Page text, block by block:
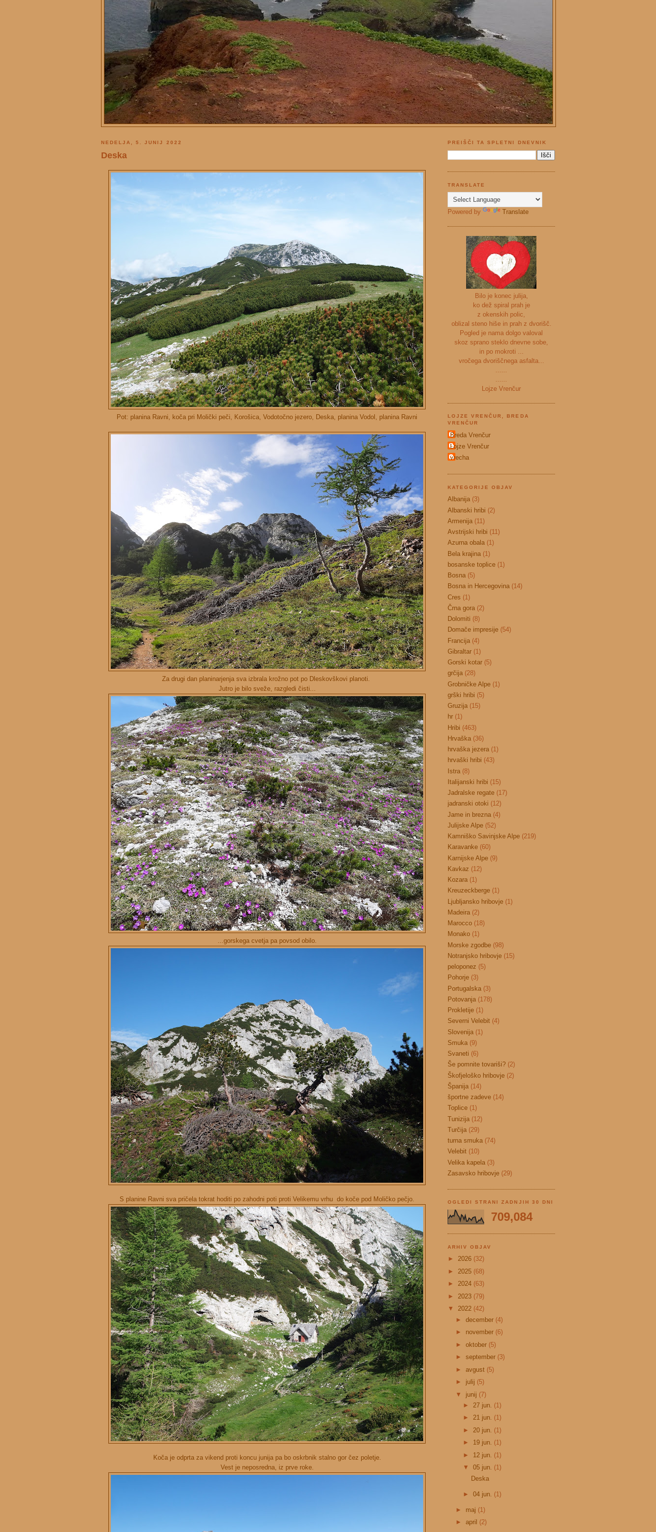
NEDELJA, 5. JUNIJ 2022
Deska
Pot: planina Ravni, koča pri Molički peči, Korošica, Vodotočno jezero, Deska, planina Vodol, planina Ravni
Za drugi dan planinarjenja sva izbrala krožno pot po Dleskovškovi planoti.
Jutro je bilo sveže, razgledi čisti...
...gorskega cvetja pa povsod obilo.
S planine Ravni sva pričela tokrat hoditi po zahodni poti proti Velikemu vrhu do koče pod Moličko pečjo.
Koča je odprta za vikend proti koncu junija pa bo oskrbnik stalno gor čez poletje.
Vest je neposredna, iz prve roke.
PREIŠČI TA SPLETNI DNEVNIK
TRANSLATE
Powered by Translate
Bilo je konec julija,
ko dež spiral prah je
z okenskih polic,
oblizal steno hiše in prah z dvorišč.
Pogled je nama dolgo valoval
skoz sprano steklo dnevne sobe,
in po mokroti ...
vročega dvoriščnega asfalta...
......
......
Lojze Vrenčur
LOJZE VRENČUR, BREDA
VRENČUR
Breda Vrenčur
Lojze Vrenčur
vrecha
KATEGORIJE OBJAV
Albanija (3)
Albanski hribi (2)
Armenija (11)
Avstrijski hribi (11)
Azurna obala (1)
Bela krajina (1)
bosanske toplice (1)
Bosna (5)
Bosna in Hercegovina (14)
Cres (1)
Črna gora (2)
Dolomiti (8)
Domače impresije (54)
Francija (4)
Gibraltar (1)
Gorski kotar (5)
grčija (28)
Grobničke Alpe (1)
grški hribi (5)
Gruzija (15)
hr (1)
Hribi (463)
Hrvaška (36)
hrvaška jezera (1)
hrvaški hribi (43)
Istra (8)
Italijanski hribi (15)
Jadralske regate (17)
jadranski otoki (12)
Jame in brezna (4)
Julijske Alpe (52)
Kamniško Savinjske Alpe (219)
Karavanke (60)
Karnijske Alpe (9)
Kavkaz (12)
Kozara (1)
Kreuzeckberge (1)
Ljubljansko hribovje (1)
Madeira (2)
Marocco (18)
Monako (1)
Morske zgodbe (98)
Notranjsko hribovje (15)
peloponez (5)
Pohorje (3)
Portugalska (3)
Potovanja (178)
Prokletije (1)
Severni Velebit (4)
Slovenija (1)
Smuka (9)
Svaneti (6)
Še pomnite tovariši? (2)
Škofjeloško hribovje (2)
Španija (14)
športne zadeve (14)
Toplice (1)
Tunizija (12)
Turčija (29)
turna smuka (74)
Velebit (10)
Velika kapela (3)
Zasavsko hribovje (29)
OGLEDI STRANI ZADNJIH 30 DNI
709,084
ARHIV OBJAV
► 2026 (32)
► 2025 (68)
► 2024 (63)
► 2023 (79)
▼ 2022 (42)
► december (4)
► november (6)
► oktober (5)
► september (3)
► avgust (5)
► julij (5)
▼ junij (7)
► 27 jun. (1)
►21 jun. (1)
► 20 jun. (1)
► 19 jun. (1)
► 12 jun. (1)
▼05 jun. (1)
Deska
►04 jun. (1)
► maj (1)
► april (2)